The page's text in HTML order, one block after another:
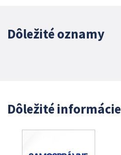
Dôležité oznamy
Dôležité informácie